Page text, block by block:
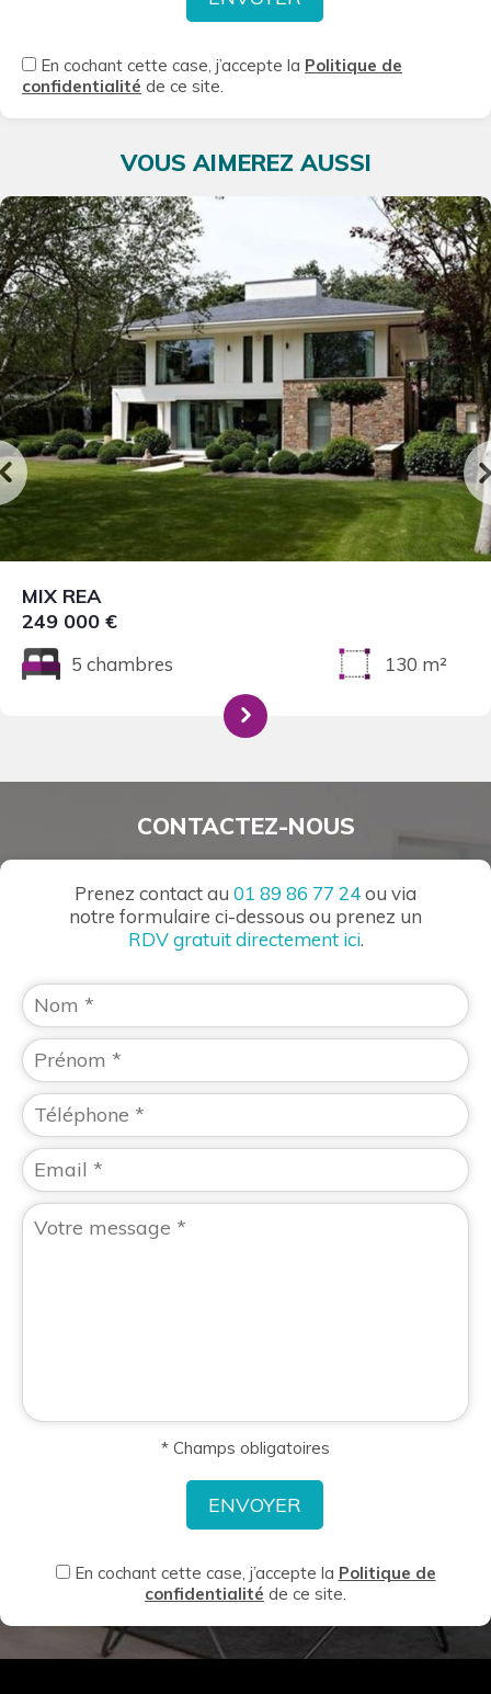
En cochant cette case, j’accepte la Politique de
confidentialité de ce site.
VOUS AIMEREZ AUSSI
MIX REA
249 000 €
5 chambres 130 m²
CONTACTEZ-NOUS
Prenez contact au 01 89 86 77 24ou via
notre formulaire ci-dessous ou prenez un
RDV gratuit directement ici.
* Champs obligatoires
En cochant cette case, j’accepte la Politique de
confidentialité de ce site.